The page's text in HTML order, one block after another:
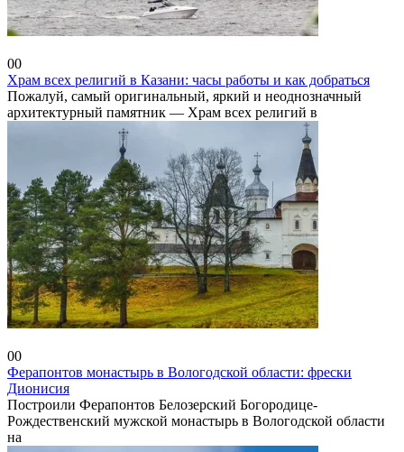
00
Храм всех религий в Казани: часы работы и как добраться
Пожалуй, самый оригинальный, яркий и неоднозначный
архитектурный памятник — Храм всех религий в
00
Ферапонтов монастырь в Вологодской области: фрески
Дионисия
Построили Ферапонтов Белозерский Богородице-
Рождественский мужской монастырь в Вологодской области
на